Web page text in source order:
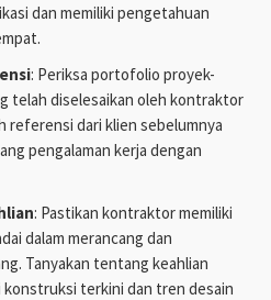
dan memiliki pengetahuan
: Periksa portofolio proyek-
telah diselesaikan oleh kontraktor
referensi dari klien sebelumnya
pengalaman kerja dengan
: Pastikan kontraktor memiliki
dalam merancang dan
Tanyakan tentang keahlian
konstruksi terkini dan tren desain